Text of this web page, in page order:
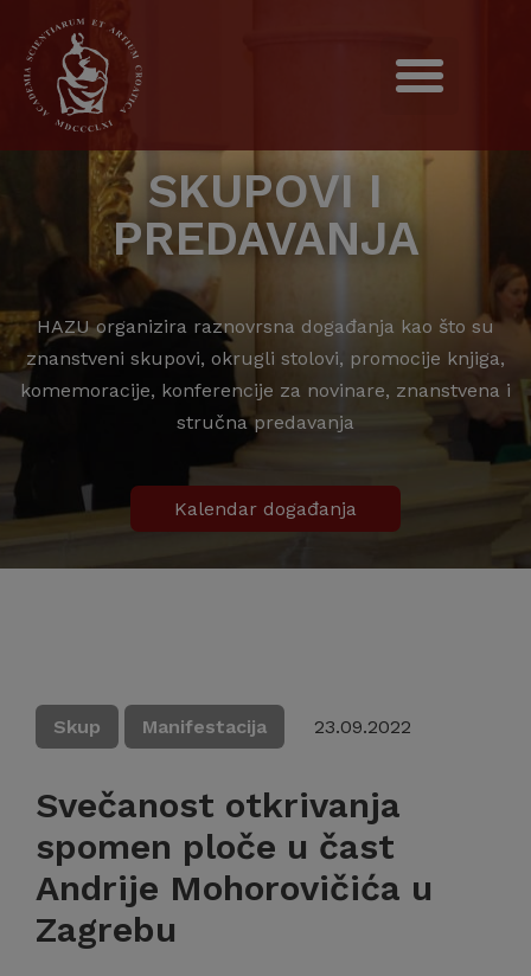
SKUPOVI I
PREDAVANJA
HAZU organizira raznovrsna događanja kao što su
znanstveni skupovi, okrugli stolovi, promocije knjiga,
komemoracije, konferencije za novinare, znanstvena i
stručna predavanja
Kalendar događanja
Skup Manifestacija 23.09.2022
Svečanost otkrivanja
spomen ploče u čast
Andrije Mohorovičića u
Zagrebu